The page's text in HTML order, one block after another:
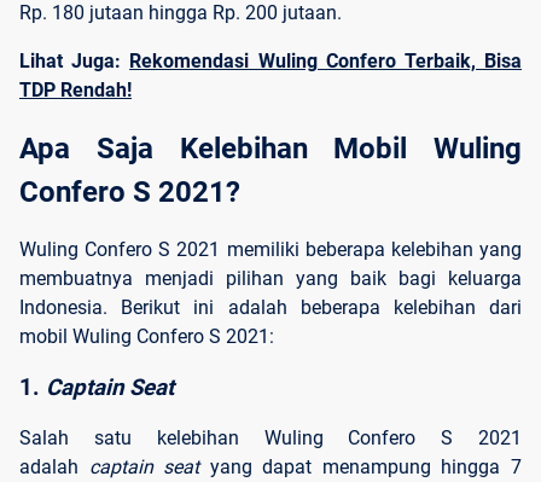
Rp. 180 jutaan hingga Rp. 200 jutaan.
Lihat Juga: Rekomendasi Wuling Confero Terbaik, Bisa
TDP Rendah!
Apa Saja Kelebihan Mobil Wuling
Confero S 2021?
Wuling Confero S 2021 memiliki beberapa kelebihan yang
membuatnya menjadi pilihan yang baik bagi keluarga
Indonesia. Berikut ini adalah beberapa kelebihan dari
mobil Wuling Confero S 2021:
1. Captain Seat
Salah satu kelebihan Wuling Confero S 2021
adalah captain seatyang dapat menampung hingga 7